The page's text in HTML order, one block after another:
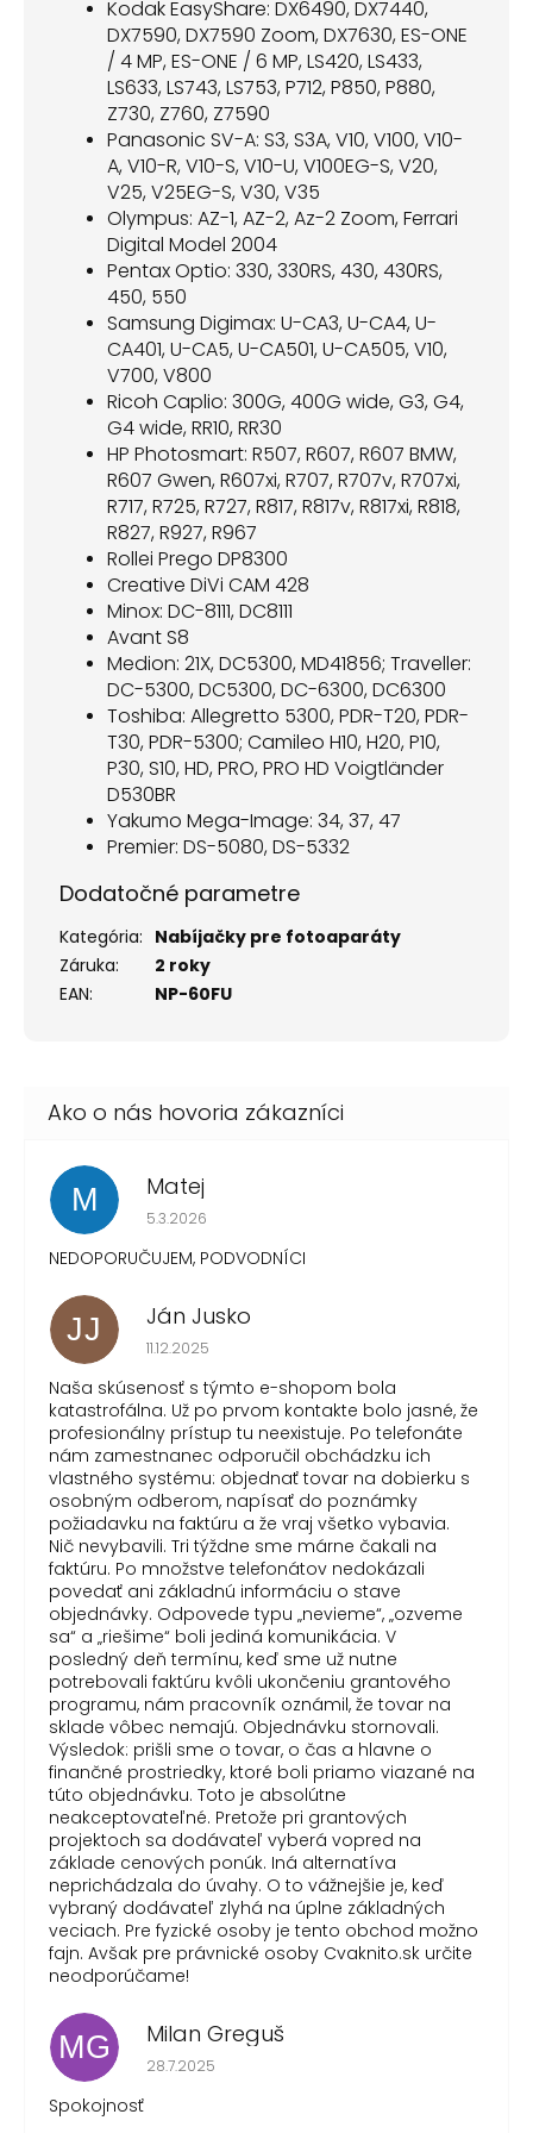
Kodak EasyShare: DX6490, DX7440,
DX7590, DX7590 Zoom, DX7630, ES-ONE
/ 4 MP, ES-ONE / 6 MP, LS420, LS433,
LS633, LS743, LS753, P712, P850, P880,
Z730, Z760, Z7590
Panasonic SV-A: S3, S3A, V10, V100, V10-
A, V10-R, V10-S, V10-U, V100EG-S, V20,
V25, V25EG-S, V30, V35
Olympus: AZ-1, AZ-2, Az-2 Zoom, Ferrari
Digital Model 2004
Pentax Optio: 330, 330RS, 430, 430RS,
450, 550
Samsung Digimax: U-CA3, U-CA4, U-
CA401, U-CA5, U-CA501, U-CA505, V10,
V700, V800
Ricoh Caplio: 300G, 400G wide, G3, G4,
G4 wide, RR10, RR30
HP Photosmart: R507, R607, R607 BMW,
R607 Gwen, R607xi, R707, R707v, R707xi,
R717, R725, R727, R817, R817v, R817xi, R818,
R827, R927, R967
Rollei Prego DP8300
Creative DiVi CAM 428
Minox: DC-8111, DC8111
Avant S8
Medion: 21X, DC5300, MD41856; Traveller:
DC-5300, DC5300, DC-6300, DC6300
Toshiba: Allegretto 5300, PDR-T20, PDR-
T30, PDR-5300; Camileo H10, H20, P10,
P30, S10, HD, PRO, PRO HD Voigtländer
D530BR
Yakumo Mega-Image: 34, 37, 47
Premier: DS-5080, DS-5332
Dodatočné parametre
Kategória: Nabíjačky pre fotoaparáty
Záruka:
2 roky
EAN: NP-60FU
M Matej
Hodnotenie obchodu je 1 z 5 hviezdičiek.
5.3.2026
NEDOPORUČUJEM, PODVODNÍCI
JJ Ján Jusko
Hodnotenie obchodu je 1 z 5 hviezdičiek.
11.12.2025
Naša skúsenosť s týmto e-shopom bola
katastrofálna. Už po prvom kontakte bolo jasné, že
profesionálny prístup tu neexistuje. Po telefonáte
nám zamestnanec odporučil obchádzku ich
vlastného systému: objednať tovar na dobierku s
osobným odberom, napísať do poznámky
požiadavku na faktúru a že vraj všetko vybavia.
Nič nevybavili. Tri týždne sme márne čakali na
faktúru. Po množstve telefonátov nedokázali
povedať ani základnú informáciu o stave
objednávky. Odpovede typu „nevieme“, „ozveme
sa“ a „riešime“ boli jediná komunikácia. V
posledný deň termínu, keď sme už nutne
potrebovali faktúru kvôli ukončeniu grantového
programu, nám pracovník oznámil, že tovar na
sklade vôbec nemajú. Objednávku stornovali.
Výsledok: prišli sme o tovar, o čas a hlavne o
finančné prostriedky, ktoré boli priamo viazané na
túto objednávku. Toto je absolútne
neakceptovateľné. Pretože pri grantových
projektoch sa dodávateľ vyberá vopred na
základe cenových ponúk. Iná alternatíva
neprichádzala do úvahy. O to vážnejšie je, keď
vybraný dodávateľ zlyhá na úplne základných
veciach. Pre fyzické osoby je tento obchod možno
fajn. Avšak pre právnické osoby Cvaknito.sk určite
neodporúčame!
MG Milan Greguš
Hodnotenie obchodu je 5 z 5 hviezdičiek.
28.7.2025
Spokojnosť